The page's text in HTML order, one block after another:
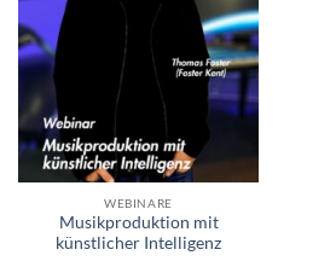
WEBINARE
Musikproduktion mit
künstlicher Intelligenz